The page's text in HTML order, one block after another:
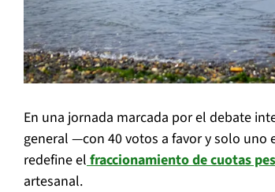
En una jornada marcada por el debate
general —con 40 votos a favor y solo
redefine el fraccionamiento de cuotas
artesanal.